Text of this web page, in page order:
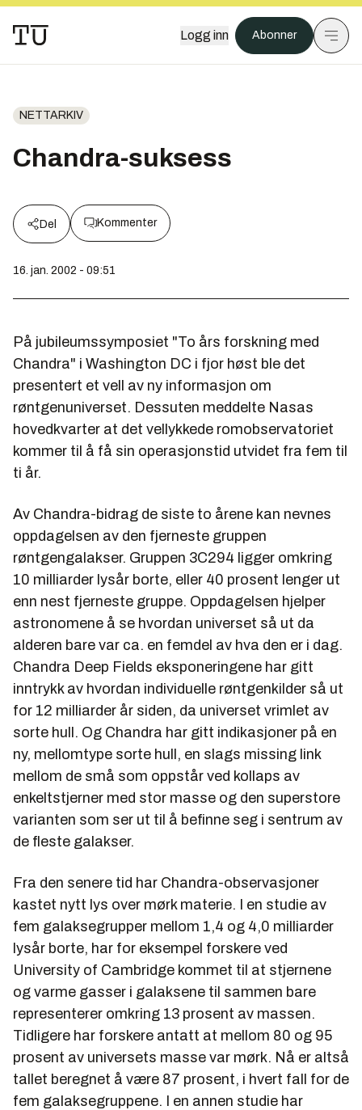
Logg inn Abonner
NETTARKIV
Chandra-suksess
Del Kommenter
16. jan. 2002 - 09:51
På jubileumssymposiet "To års forskning med
Chandra" i Washington DC i fjor høst ble det
presentert et vell av ny informasjon om
røntgenuniverset. Dessuten meddelte Nasas
hovedkvarter at det vellykkede romobservatoriet
kommer til å få sin operasjonstid utvidet fra fem til
ti år.
Av Chandra-bidrag de siste to årene kan nevnes
oppdagelsen av den fjerneste gruppen
røntgengalakser. Gruppen 3C294 ligger omkring
10 milliarder lysår borte, eller 40 prosent lenger ut
enn nest fjerneste gruppe. Oppdagelsen hjelper
astronomene å se hvordan universet så ut da
alderen bare var ca. en femdel av hva den er i dag.
Chandra Deep Fields eksponeringene har gitt
inntrykk av hvordan individuelle røntgenkilder så ut
for 12 milliarder år siden, da universet vrimlet av
sorte hull. Og Chandra har gitt indikasjoner på en
ny, mellomtype sorte hull, en slags missing link
mellom de små som oppstår ved kollaps av
enkeltstjerner med stor masse og den superstore
varianten som ser ut til å befinne seg i sentrum av
de fleste galakser.
Fra den senere tid har Chandra-observasjoner
kastet nytt lys over mørk materie. I en studie av
fem galaksegrupper mellom 1,4 og 4,0 milliarder
lysår borte, har for eksempel forskere ved
University of Cambridge kommet til at stjernene
og varme gasser i galaksene til sammen bare
representerer omkring 13 prosent av massen.
Tidligere har forskere antatt at mellom 80 og 95
prosent av universets masse var mørk. Nå er altså
tallet beregnet å være 87 prosent, i hvert fall for de
fem galaksegruppene. I en annen studie har